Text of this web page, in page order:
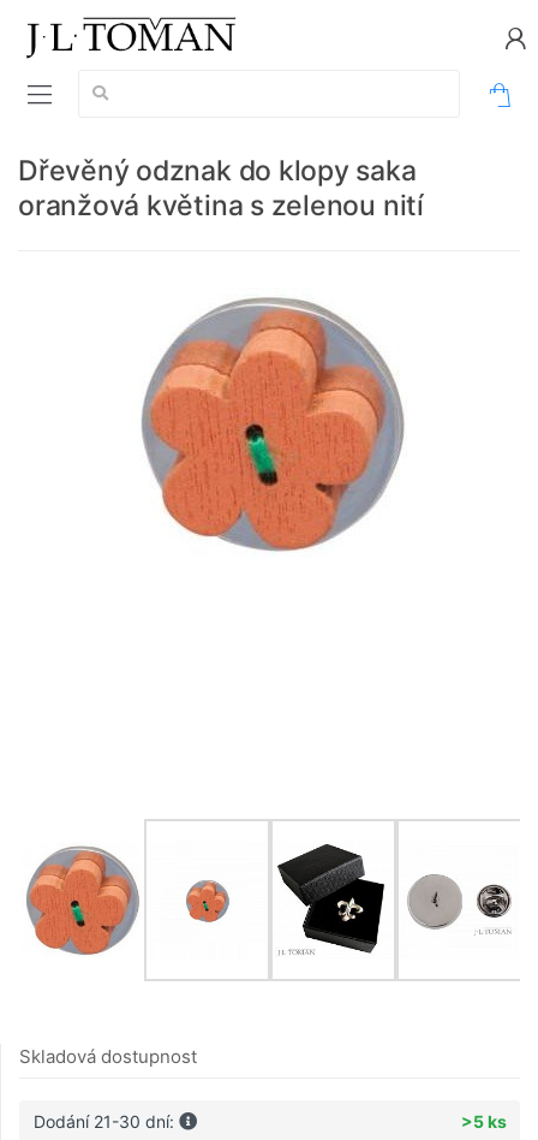
Vyhledávání:
Dřevěný odznak do klopy saka
oranžová květina s zelenou nití
Skladová dostupnost
Dodání 21-30 dní: >5 ks